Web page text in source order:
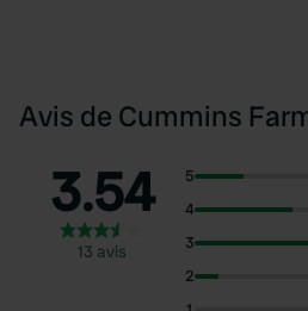
Avis de Cummins
3.54
13 avis
5
4
3
2